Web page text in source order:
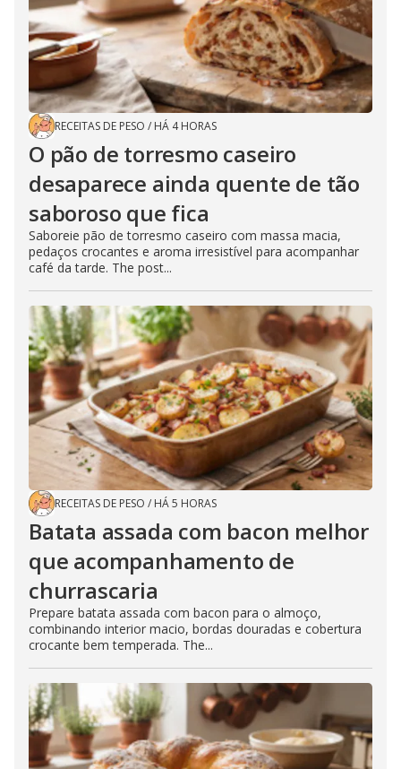
RECEITAS DE PESO / HÁ 4 HORAS
O pão de torresmo caseiro
desaparece ainda quente de tão
saboroso que fica
Saboreie pão de torresmo caseiro com massa macia,
pedaços crocantes e aroma irresistível para acompanhar
café da tarde. The post...
RECEITAS DE PESO / HÁ 5 HORAS
Batata assada com bacon melhor
que acompanhamento de
churrascaria
Prepare batata assada com bacon para o almoço,
combinando interior macio, bordas douradas e cobertura
crocante bem temperada. The...